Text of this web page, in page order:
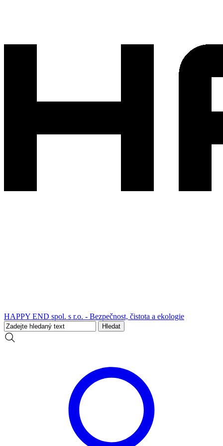
HAPPY END spol. s r.o. - Bezpečnost, čistota a ekologie